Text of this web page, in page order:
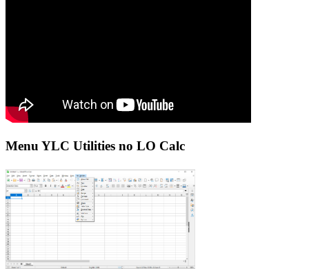
Menu YLC Utilities no LO Calc